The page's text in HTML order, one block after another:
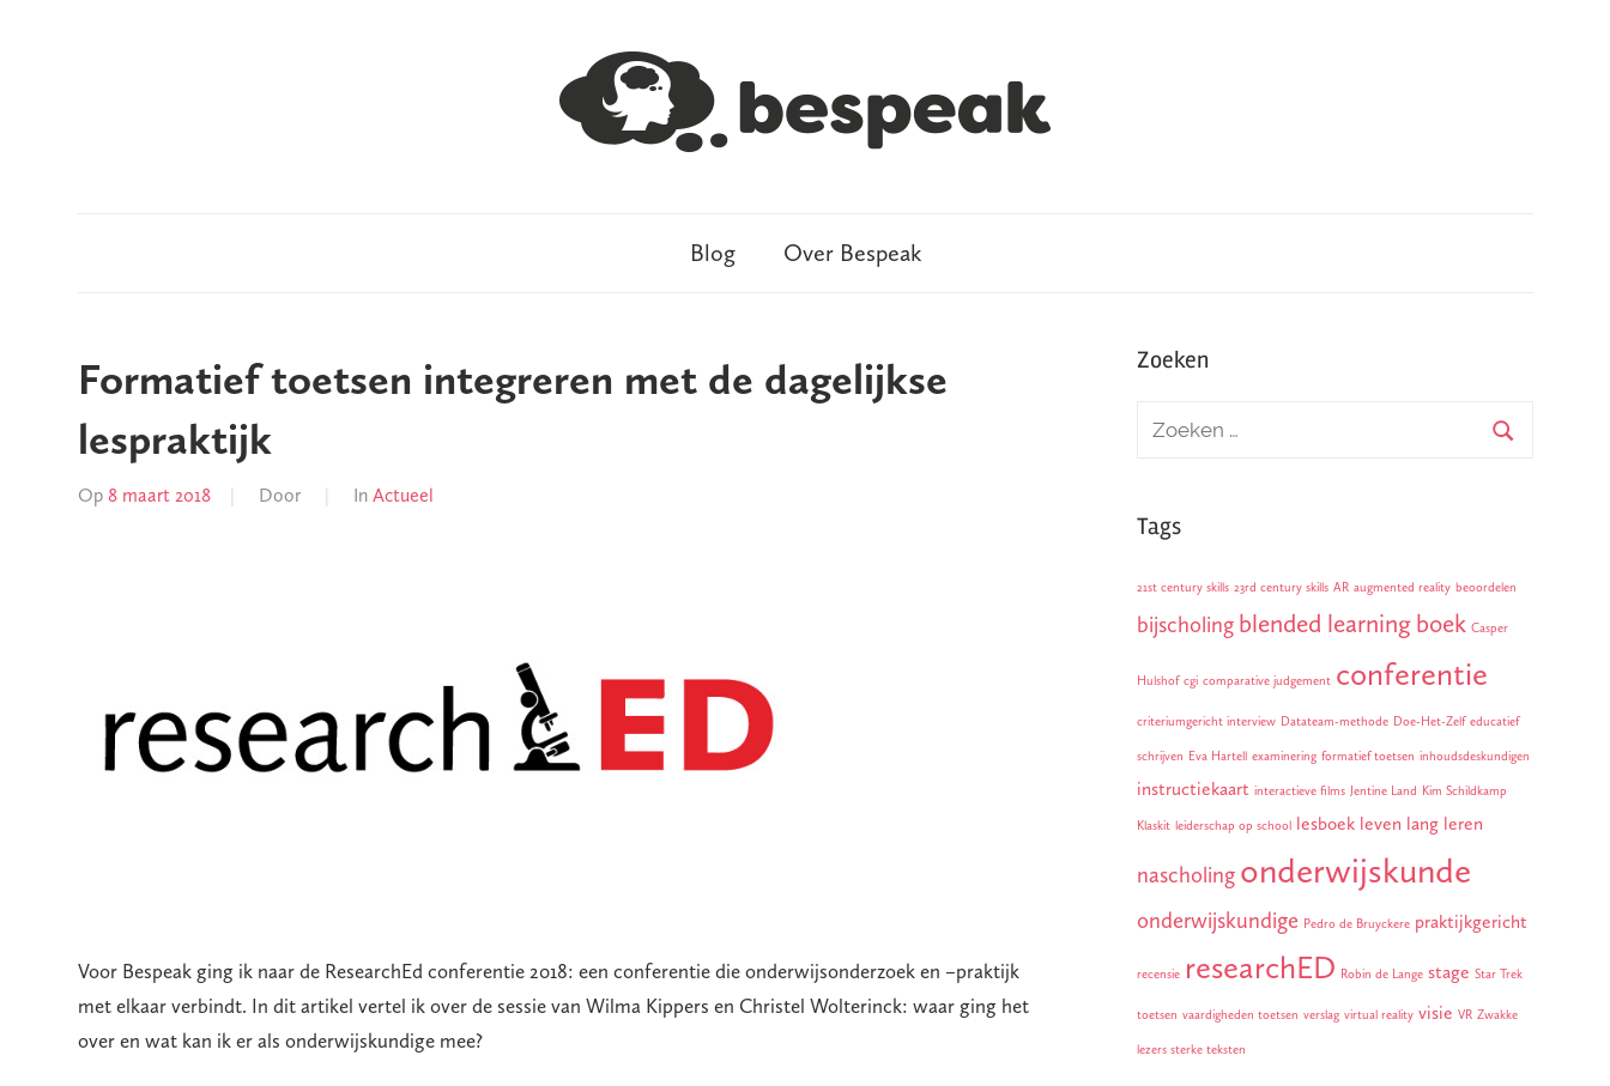
hoofd?
Blog Over Bespeak
Formatief toetsen integreren met de dagelijkse
lespraktijk
Op 8 maart 2018 Door In Actueel
Voor Bespeak ging ik naar de ResearchEd conferentie 2018: een conferentie die onderwijsonderzoek en –praktijk
met elkaar verbindt. In dit artikel vertel ik over de sessie van Wilma Kippers en Christel Wolterinck: waar ging het
over en wat kan ik er als onderwijskundige mee?
Zoeken
Tags
21st century skills 23rd century skills AR augmented reality beoordelen
bijscholing blended learningboek Casper
Hulshof cgi comparative judgement conferentie
criteriumgericht interview Datateam-methode Doe-Het-Zelf educatief
schrijven Eva Hartell examinering formatief toetsen inhoudsdeskundigen
instructiekaart interactieve films Jentine Land Kim Schildkamp
Klaskit leiderschap op school lesboek leven lang leren
nascholing onderwijskunde
onderwijskundige Pedro de Bruyckere praktijkgericht
recensie researchED Robin de Lange stage Star Trek
toetsen vaardigheden toetsen verslag virtual reality visie VR Zwakke
lezers sterke teksten